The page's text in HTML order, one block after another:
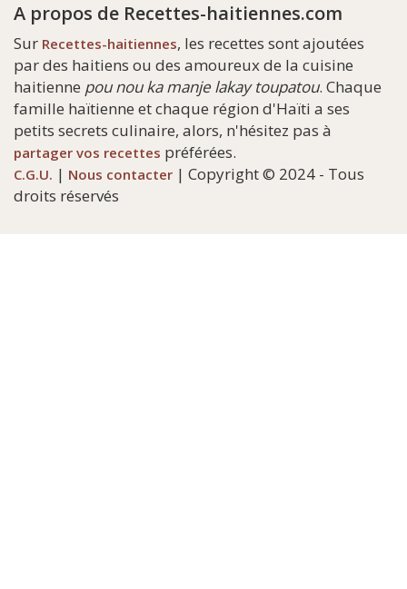
A propos de Recettes-haitiennes.com
Sur Recettes-haitiennes, les recettes sont ajoutées
par des haitiens ou des amoureux de la cuisine
haitienne pou nou ka manje lakay toupatou. Chaque
famille haïtienne et chaque région d'Haïti a ses
petits secrets culinaire, alors, n'hésitez pas à
partager vos recettes préférées.
C.G.U. | Nous contacter | Copyright © 2024 - Tous
droits réservés